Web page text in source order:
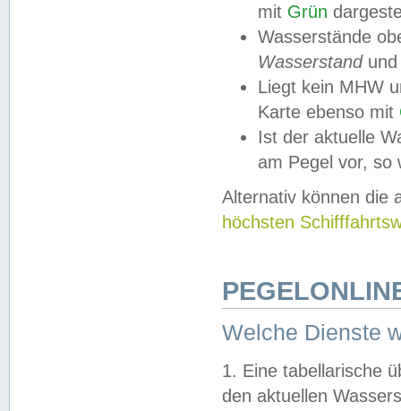
mit Grün
Wasserstände
Wasserstandund
Liegt kein MHW
Karte ebenso mit
Ist der aktuelle
am Pegel vor,
Alternativ können die
höchsten
Welche Dienste
1. Eine tabellarische
den aktuellen